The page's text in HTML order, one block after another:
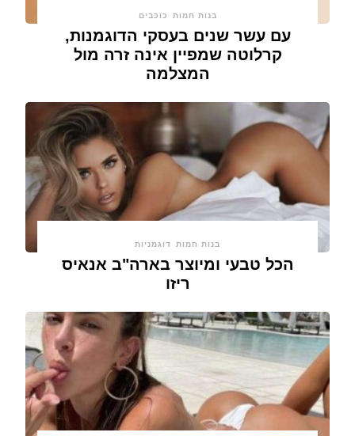
בנות חמות כוכבים
עם עשר שנים בעסקי הדוגמנות,
קרלוטה שמפיין אינה זרה מול
המצלמה
בנות חמות דוגמניות
הכל טבעי ומיוצר בארה"ב אנאיס
ריזו